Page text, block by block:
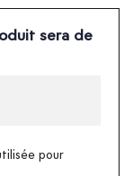
sera de
pour